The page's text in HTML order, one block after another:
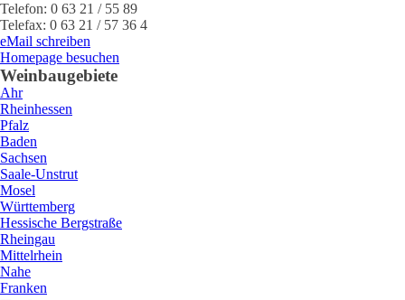
Telefon: 0 63 21 / 55 89
Telefax: 0 63 21 / 57 36 4
eMail schreiben
Homepage besuchen
Weinbaugebiete
Ahr
Rheinhessen
Pfalz
Baden
Sachsen
Saale-Unstrut
Mosel
Württemberg
Hessische Bergstraße
Rheingau
Mittelrhein
Nahe
Franken